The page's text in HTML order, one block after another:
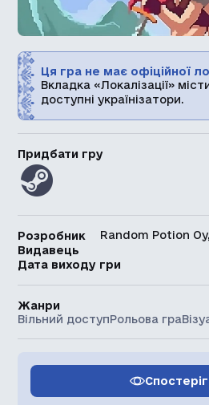
Ця гра не має офіційної
Вкладка «Локалізації»
доступні українізатори.
Придбати гру
Розробник
Random Potion
Видавець
Дата виходу гри
Жанри
Вільний доступРольова гра